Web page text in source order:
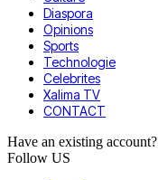
Diaspora
Opinions
Sports
Technologie
Celebrites
Xalima TV
CONTACT
Have an existing account?
Follow US